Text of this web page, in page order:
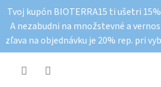
obsah
Tvoj kupón BIOTERRA15 ti ušetri
A nezabudni na množstevné a
zľava na objednávku je 20% rep. pri